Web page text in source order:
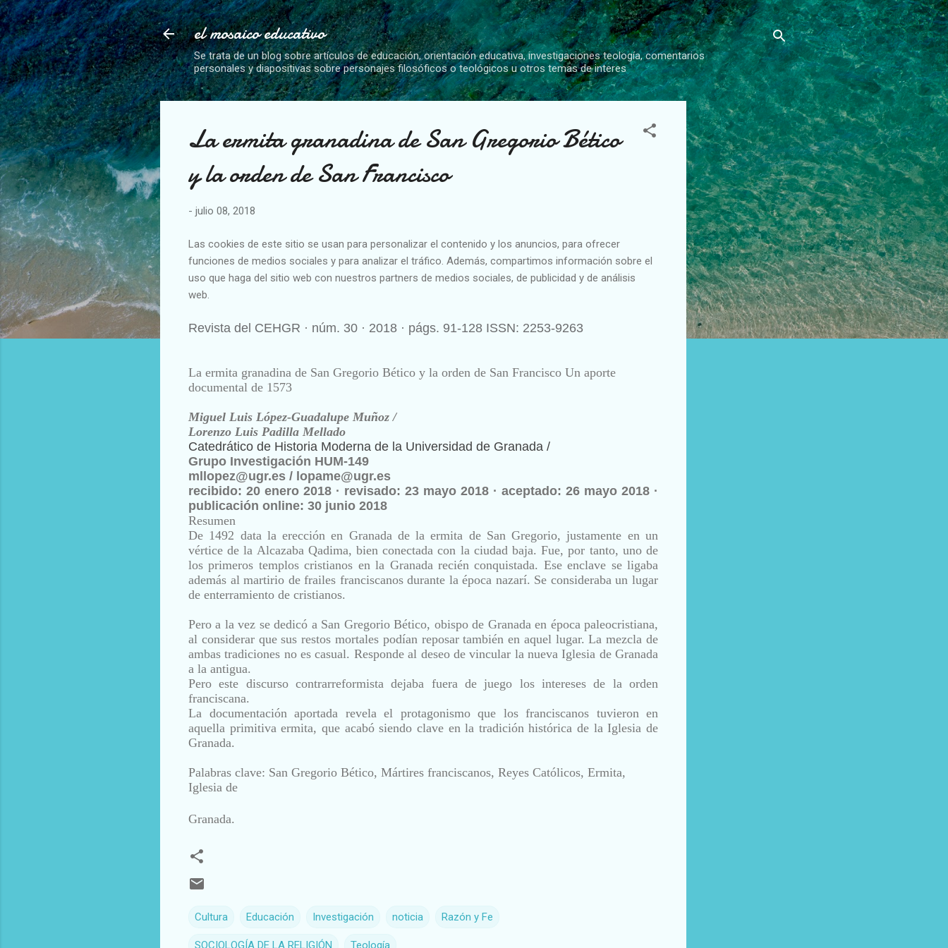
Ir al contenido principal
el mosaico educativo
Se trata de un blog sobre artículos de educación, orientación educativa, investigaciones teología, comentarios
personales y diapositivas sobre personajes filosóficos o teológicos u otros temas de interes
La ermita granadina de San Gregorio Bético
y la orden de San Francisco
- julio 08, 2018
Las cookies de este sitio se usan para personalizar el contenido y los anuncios, para ofrecer
funciones de medios sociales y para analizar el tráfico. Además, compartimos información sobre el
uso que haga del sitio web con nuestros partners de medios sociales, de publicidad y de análisis
web.
Revista del CEHGR · núm. 30 · 2018 · págs. 91-128 ISSN: 2253-9263
La ermita granadina de San Gregorio Bético y la orden de San Francisco Un aporte
documental de 1573
Miguel Luis López-Guadalupe Muñoz /
Lorenzo Luis Padilla Mellado
Catedrático de Historia Moderna de la Universidad de Granada /
Grupo Investigación HUM-149
mllopez@ugr.es / lopame@ugr.es
recibido: 20 enero 2018 · revisado: 23 mayo 2018 · aceptado: 26 mayo 2018 ·
publicación online: 30 junio 2018
Resumen
De 1492 data la erección en Granada de la ermita de San Gregorio, justamente en un
vérticede la Alcazaba Qadima, bien conectada con la ciudad baja. Fue, por tanto, uno de
los primeros templos cristianos en la Granada recién conquistada. Ese enclave se ligaba
además al martirio defrailes franciscanos durante la época nazarí. Se consideraba un lugar
de enterramiento de cristianos.
Pero a la vez se dedicó a San Gregorio Bético, obispo de Granada en época paleocristiana,
al considerar que sus restos mortales podían reposar también en aquel lugar. La mezcla de
ambastradiciones no es casual. Responde al deseo de vincular la nueva Iglesia de Granada
a la antigua.
Pero este discurso contrarreformista dejaba fuera de juego los intereses de la orden
franciscana.
La documentación aportada revela el protagonismo que los franciscanos tuvieron en
aquella primitiva ermita, que acabó siendo clave en la tradición histórica de la Iglesia de
Granada.
Palabras clave: San Gregorio Bético, Mártires franciscanos, Reyes Católicos, Ermita,
Iglesia de
Granada.
Cultura Educación Investigación noticia Razón y Fe
SOCIOLOGÍA DE LA RELIGIÓN Teología